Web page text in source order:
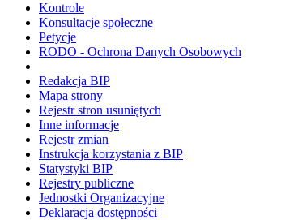
Kontrole
Konsultacje społeczne
Petycje
RODO - Ochrona Danych Osobowych
Redakcja BIP
Mapa strony
Rejestr stron usuniętych
Inne informacje
Rejestr zmian
Instrukcja korzystania z BIP
Statystyki BIP
Rejestry publiczne
Jednostki Organizacyjne
Deklaracja dostępności